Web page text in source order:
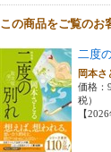
この商品をご覧のお
二度
岡本
価格：
税）
【